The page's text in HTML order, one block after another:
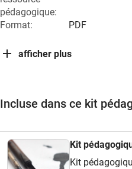
pédagogique:
Format: PDF
afficher plus
Incluse dans ce kit
Kit
Kit